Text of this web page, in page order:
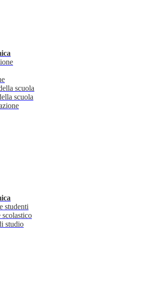
scuola
scuola
studenti
scolastico
studio